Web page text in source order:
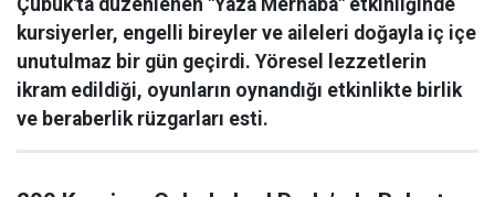
Çubuk'ta düzenlenen "Yaza Merhaba" etkinliğinde
kursiyerler, engelli bireyler ve aileleri doğayla iç içe
unutulmaz bir gün geçirdi. Yöresel lezzetlerin
ikram edildiği, oyunların oynandığı etkinlikte birlik
ve beraberlik rüzgarları esti.